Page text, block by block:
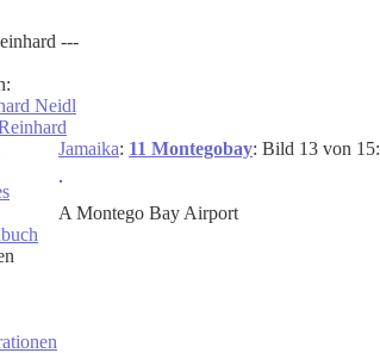
---
Neidl
Jamaika: 11 Montegobay: Bild 13 von 15:
A Montego Bay Airport